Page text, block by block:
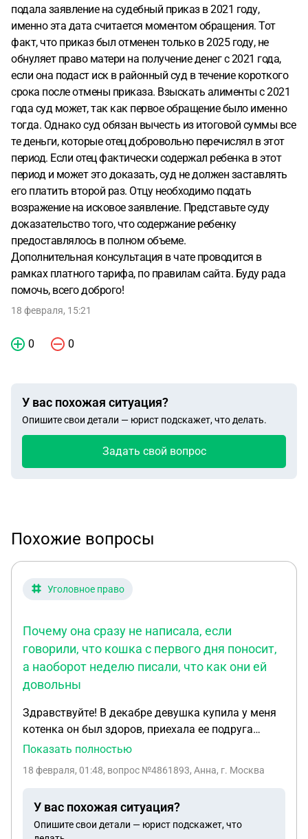
подала заявление на судебный приказ в 2021 году,
именно эта дата считается моментом обращения. Тот
факт, что приказ был отменен только в 2025 году, не
обнуляет право матери на получение денег с 2021 года,
если она подаст иск в районный суд в течение короткого
срока после отмены приказа. Взыскать алименты с 2021
года суд может, так как первое обращение было именно
тогда. Однако суд обязан вычесть из итоговой суммы все
те деньги, которые отец добровольно перечислял в этот
период. Если отец фактически содержал ребенка в этот
период и может это доказать, суд не должен заставлять
его платить второй раз. Отцу необходимо подать
возражение на исковое заявление. Представьте суду
доказательство того, что содержание ребенку
предоставлялось в полном объеме.
Дополнительная консультация в чате проводится в
рамках платного тарифа, по правилам сайта. Буду рада
помочь, всего доброго!
18 февраля, 15:21
0 0
У вас похожая ситуация?
Опишите свои детали — юрист подскажет, что делать.
Задать свой вопрос
Похожие вопросы
Уголовное право
Почему она сразу не написала, если
говорили, что кошка с первого дня поносит,
а наоборот неделю писали, что как они ей
довольны
Здравствуйте! В декабре девушка купила у меня
котенка он был здоров, приехала ее подруга
быстро забрала. Через 2 мес, она пишет , что
Грозит и написала заявление в полицию ,как
Насколько я знаю у девушки была кошка еще
дома не породистая. Почему она сразу не
Показать полностью
18 февраля, 01:48, вопрос №4861893, Анна, г. Москва
У вас похожая ситуация?
Опишите свои детали — юрист подскажет, что